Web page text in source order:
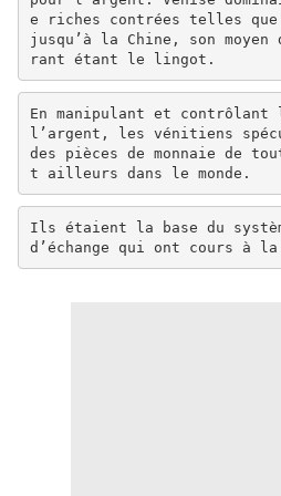
e riches contrées telles
jusqu’à la Chine, son moyen
rant étant le lingot.
En manipulant et
l’argent, les vénitiens
des pièces de monnaie de
t ailleurs dans le monde.
Ils étaient la base du
d’échange qui ont cours à la